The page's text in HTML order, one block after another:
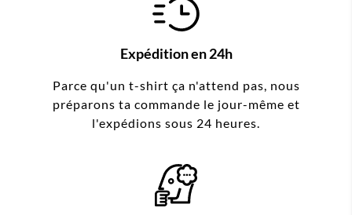
Expédition en 24h
Parce qu'un t-shirt ça n'attend pas, nous
préparons ta commande le jour-même et
l'expédions sous 24 heures.